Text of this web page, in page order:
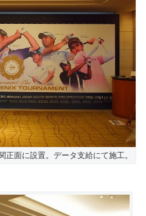
面に設置。データ支給にて施工。